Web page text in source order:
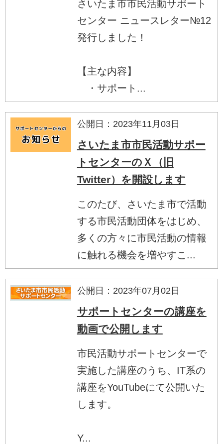
さいたま市市民活動サポート
センター ニュースレター№12
発行しました！
【主な内容】
・サポート...
公開日：2023年11月03日
さいたま市市民活動サポー
トセンターのＸ（旧
Twitter）を開設します
このたび、さいたま市で活動
する市民活動団体をはじめ、
多くの方々に市民活動の情報
に触れる機会を増やすこ...
公開日：2023年07月02日
サポートセンターの講座を
動画で公開します
市民活動サポートセンターで
実施した講座のうち、IT系の
講座をYouTubeにて公開いた
します。
Y...